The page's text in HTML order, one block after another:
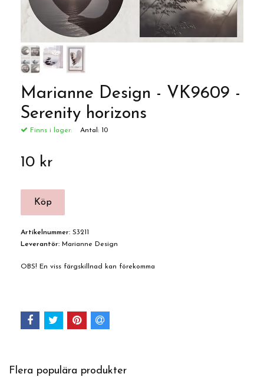
Marianne Design - VK9609 -
Serenity horizons
Finns i lager: Antal: 10
10 kr
Artikelnummer: S3211
Leverantör: Marianne Design
OBS! En viss färgskillnad kan förekomma
Flera populära produkter